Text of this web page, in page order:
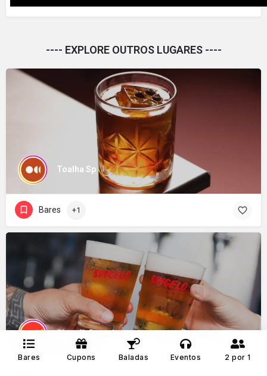
---- EXPLORE OUTROS LUGARES ----
Toalha Sp
Bares +1
Singelo Braseiro
Bares Cupons Baladas Eventos 2 por 1